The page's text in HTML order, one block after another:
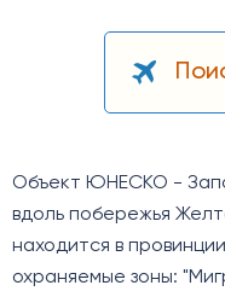
Объект ЮНЕСКО -
вдоль побережья
находится в
охраняемые зоны: